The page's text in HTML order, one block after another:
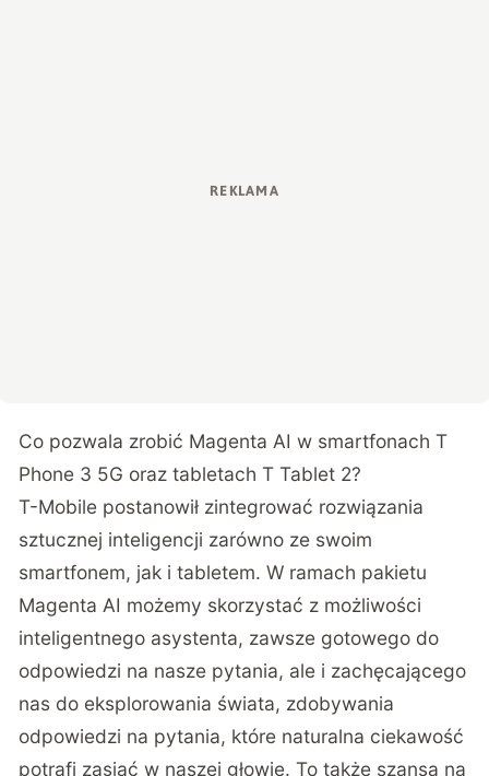
Co pozwala zrobić Magenta AI w smartfonach T
Phone 3 5G oraz tabletach T Tablet 2?
T-Mobile postanowił zintegrować rozwiązania
sztucznej inteligencji zarówno ze swoim
smartfonem, jak i tabletem. W ramach pakietu
Magenta AI możemy skorzystać z możliwości
inteligentnego asystenta, zawsze gotowego do
odpowiedzi na nasze pytania, ale i zachęcającego
nas do eksplorowania świata, zdobywania
odpowiedzi na pytania, które naturalna ciekawość
potrafi zasiać w naszej głowie. To także szansa na